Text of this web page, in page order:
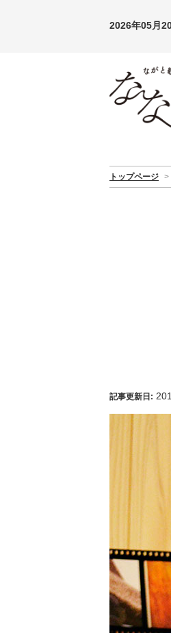
2026年05月
トップページ >
記事更新日: